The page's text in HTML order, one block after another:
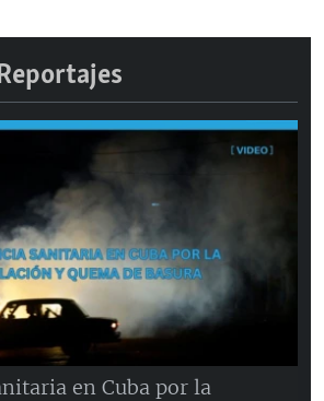
en Cuba por la